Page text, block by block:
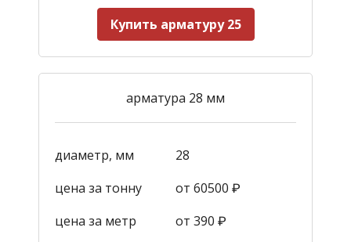
Купить арматуру 25
арматура 28 мм
диаметр, мм
28
цена за тонну
от 60500 ₽
цена за метр
от 390 ₽